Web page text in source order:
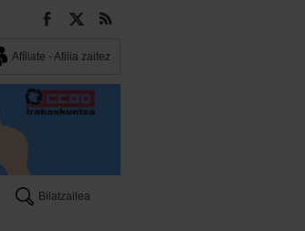
Afíliate - Afilia zaitez
Bilatzailea